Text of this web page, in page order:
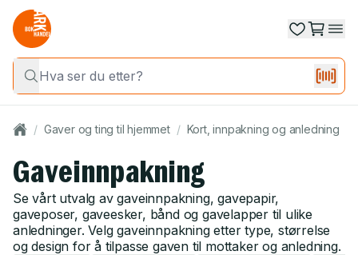
/ Gaver og ting til hjemmet / Kort, innpakning og anledning
Gaveinnpakning
Se vårt utvalg av gaveinnpakning, gavepapir,
gaveposer, gaveesker, bånd og gavelapper til ulike
anledninger. Velg gaveinnpakning etter type, størrelse
og design for å tilpasse gaven til mottaker og anledning.